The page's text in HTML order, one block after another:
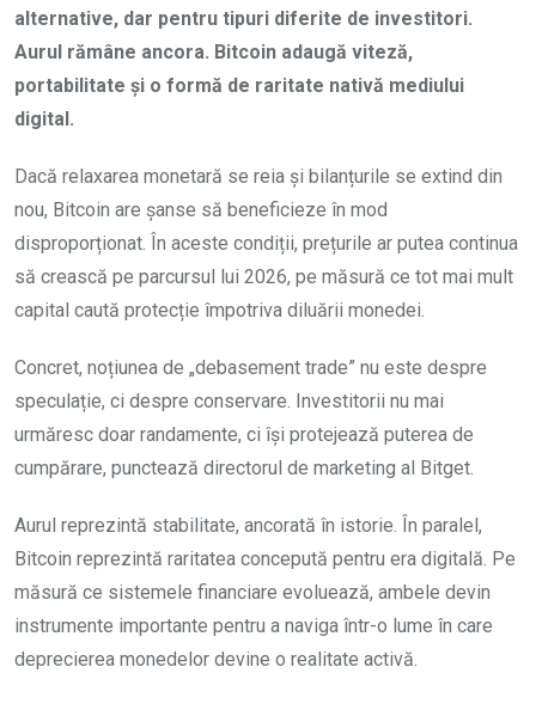
alternative, dar pentru tipuri diferite de investitori.
Aurul rămâne ancora. Bitcoin adaugă viteză,
portabilitate și o formă de raritate nativă mediului
digital.
Dacă relaxarea monetară se reia și bilanțurile se extind din
nou, Bitcoin are șanse să beneficieze în mod
disproporționat. În aceste condiții, prețurile ar putea continua
să crească pe parcursul lui 2026, pe măsură ce tot mai mult
capital caută protecție împotriva diluării monedei.
Concret, noțiunea de „debasement trade” nu este despre
speculație, ci despre conservare. Investitorii nu mai
urmăresc doar randamente, ci își protejează puterea de
cumpărare, punctează directorul de marketing al Bitget.
Aurul reprezintă stabilitate, ancorată în istorie. În paralel,
Bitcoin reprezintă raritatea concepută pentru era digitală. Pe
măsură ce sistemele financiare evoluează, ambele devin
instrumente importante pentru a naviga într-o lume în care
deprecierea monedelor devine o realitate activă.